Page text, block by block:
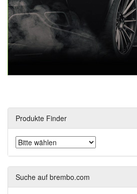
Produkte Finder
Suche auf brembo.com